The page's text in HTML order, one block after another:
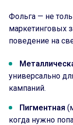
Фольга — не
маркетинговых
поведение на
универсально
кампаний.
Пигментная
когда нужно